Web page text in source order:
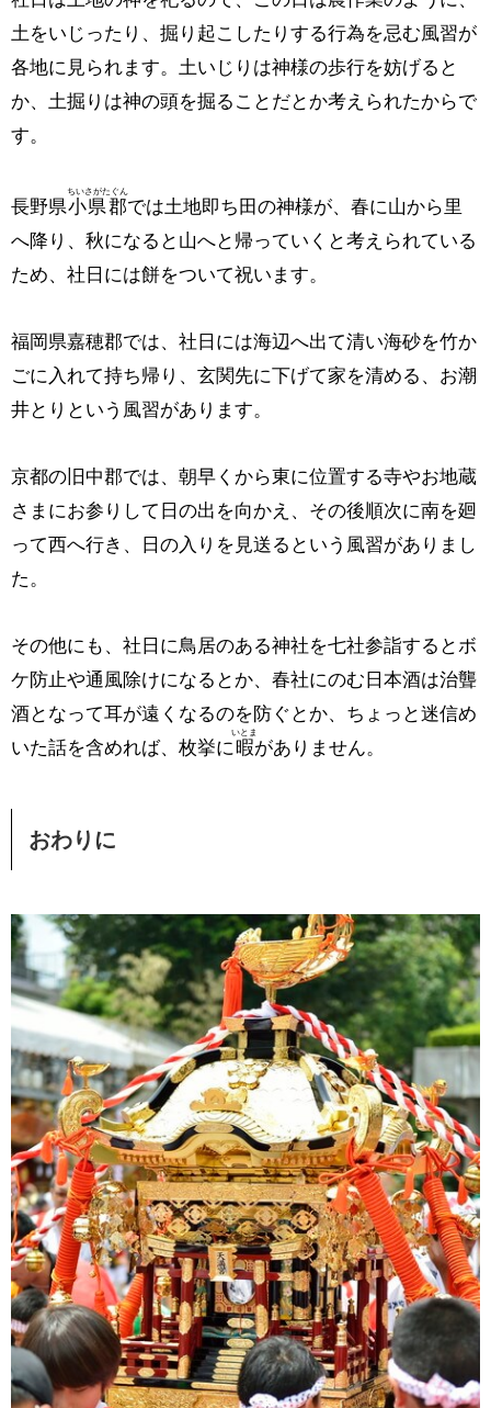
土をいじったり、掘り起こしたりする行為を忌む風習が
各地に見られます。土いじりは神様の歩行を妨げると
か、土掘りは神の頭を掘ることだとか考えられたからで
す。
長野県小県郡
ちいさがたぐん
では土地即ち田の神様が、春に山から里
へ降り、秋になると山へと帰っていくと考えられている
ため、社日には餅をついて祝います。
福岡県嘉穂郡では、社日には海辺へ出て清い海砂を竹か
ごに入れて持ち帰り、玄関先に下げて家を清める、お潮
井とりという風習があります。
京都の旧中郡では、朝早くから東に位置する寺やお地蔵
さまにお参りして日の出を向かえ、その後順次に南を廻
って西へ行き、日の入りを見送るという風習がありまし
た。
その他にも、社日に鳥居のある神社を七社参詣するとボ
ケ防止や通風除けになるとか、春社にのむ日本酒は治聾
酒となって耳が遠くなるのを防ぐとか、ちょっと迷信め
いた話を含めれば、枚挙に暇
いとま
がありません。
おわりに